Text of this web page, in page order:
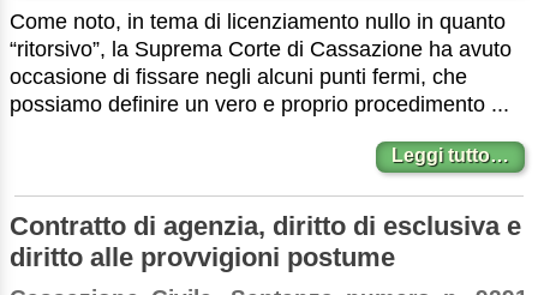
Come noto, in tema di licenziamento nullo in quanto
“ritorsivo”, la Suprema Corte di Cassazione ha avuto
occasione di fissare negli alcuni punti fermi, che
possiamo definire un vero e proprio procedimento ...
Leggi tutto…
Contratto di agenzia, diritto di esclusiva e
diritto alle provvigioni postume